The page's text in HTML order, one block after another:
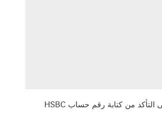
يجب إدخال رقم حساب HSBC صحيح وصالح في الإمارات العربية المتحدة لضمان إنشاء رقم الحساب المصرفي الدولي (IBAN)‬ صحيح وصالح. يرجى التأكد من كتابة رقم حساب HSBC